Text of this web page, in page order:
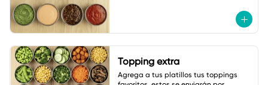
Topping extra
Agrega a tus platillos tus toppings